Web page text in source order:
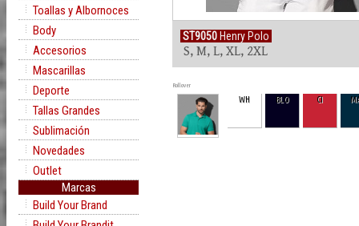
Toallas y Albornoces
Body
Accesorios
Mascarillas
Deporte
Tallas Grandes
Sublimación
Novedades
Outlet
Marcas
Build Your Brand
ST9050 Henry Polo
S, M, L, XL, 2XL
Rollover
WH BLO CI